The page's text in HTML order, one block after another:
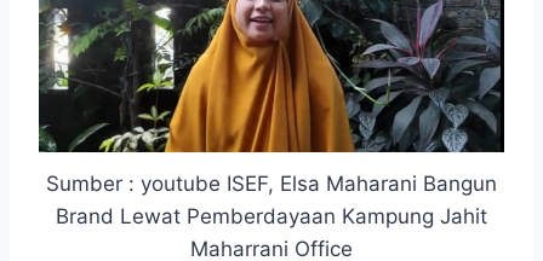
Sumber : youtube ISEF, Elsa Maharani Bangun
Brand Lewat Pemberdayaan Kampung Jahit
Maharrani Office